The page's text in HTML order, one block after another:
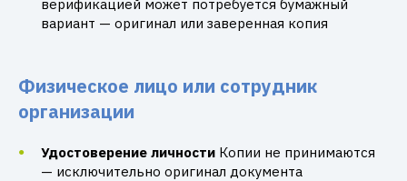
верификацией может потребуется бумажный
вариант — оригинал или заверенная копия
Физическое лицо или сотрудник
организации
Удостоверение личности Копии не принимаются
— исключительно оригинал документа